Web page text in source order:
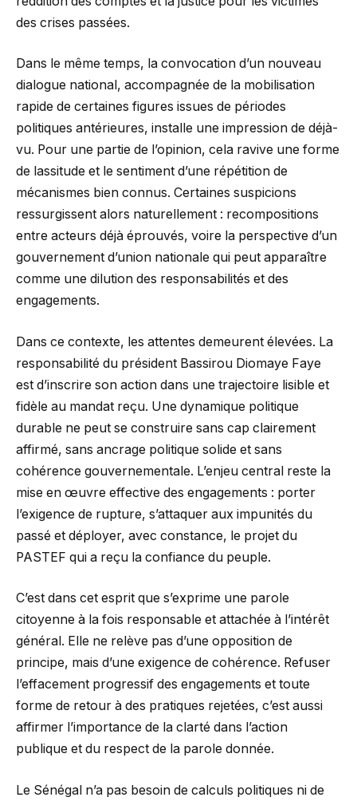
des crises passées.
Dans le même temps, la convocation d’un nouveau
dialogue national, accompagnée de la mobilisation
rapide de certaines figures issues de périodes
politiques antérieures, installe une impression de déjà-
vu. Pour une partie de l’opinion, cela ravive une forme
de lassitude et le sentiment d’une répétition de
mécanismes bien connus. Certaines suspicions
ressurgissent alors naturellement : recompositions
entre acteurs déjà éprouvés, voire la perspective d’un
gouvernement d’union nationale qui peut apparaître
comme une dilution des responsabilités et des
engagements.
Dans ce contexte, les attentes demeurent élevées. La
responsabilité du président Bassirou Diomaye Faye
est d’inscrire son action dans une trajectoire lisible et
fidèle au mandat reçu. Une dynamique politique
durable ne peut se construire sans cap clairement
affirmé, sans ancrage politique solide et sans
cohérence gouvernementale. L’enjeu central reste la
mise en œuvre effective des engagements : porter
l’exigence de rupture, s’attaquer aux impunités du
passé et déployer, avec constance, le projet du
PASTEF qui a reçu la confiance du peuple.
C’est dans cet esprit que s’exprime une parole
citoyenne à la fois responsable et attachée à l’intérêt
général. Elle ne relève pas d’une opposition de
principe, mais d’une exigence de cohérence. Refuser
l’effacement progressif des engagements et toute
forme de retour à des pratiques rejetées, c’est aussi
affirmer l’importance de la clarté dans l’action
publique et du respect de la parole donnée.
Le Sénégal n’a pas besoin de calculs politiques ni de